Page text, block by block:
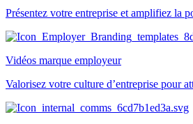
Présentez votre entreprise et amplifiez la
Vidéos marque employeur
Valorisez votre culture d’entreprise pour